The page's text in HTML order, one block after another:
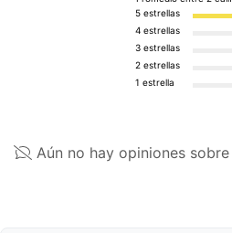
MYRISTATE • SILICA •
ALCOHOL • CITRONELLOL •
BARBADENSIS LEAF
PARFUM / FRAGRANCE
tu uso personal.
Tipo de aplicador
Duración
5 estrellas
4 estrellas
3 estrellas
2 estrellas
1 estrella
Aún no hay opiniones